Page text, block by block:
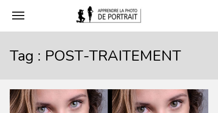
Tag : POST-TRAITEMENT